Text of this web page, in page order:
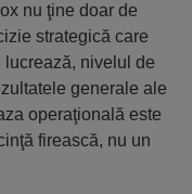
nu ţine doar de
strategică care
nivelul de
generale ale
operaţională este
firească, nu un